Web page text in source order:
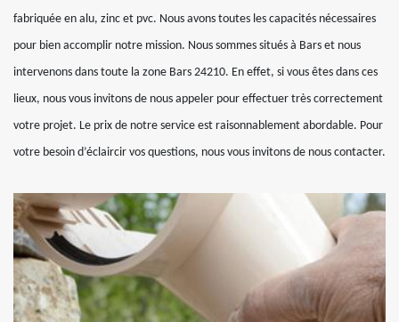
fabriquée en alu, zinc et pvc. Nous avons toutes les capacités nécessaires
pour bien accomplir notre mission. Nous sommes situés à Bars et nous
intervenons dans toute la zone Bars 24210. En effet, si vous êtes dans ces
lieux, nous vous invitons de nous appeler pour effectuer très correctement
votre projet. Le prix de notre service est raisonnablement abordable. Pour
votre besoin d’éclaircir vos questions, nous vous invitons de nous contacter.